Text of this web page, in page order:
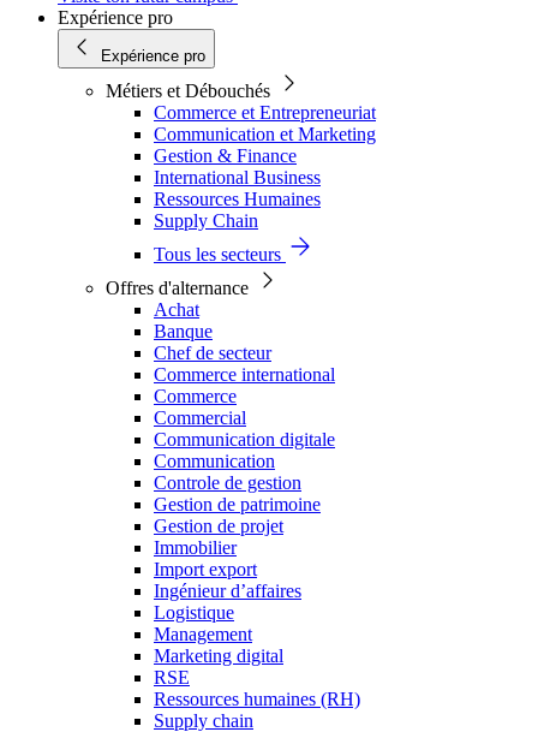
Expérience pro
Expérience pro
Métiers et Débouchés
Commerce et Entrepreneuriat
Communication et Marketing
Gestion & Finance
International Business
Ressources Humaines
Supply Chain
Tous les secteurs
Offres d'alternance
Achat
Banque
Chef de secteur
Commerce international
Commerce
Commercial
Communication digitale
Communication
Controle de gestion
Gestion de patrimoine
Gestion de projet
Immobilier
Import export
Ingénieur d’affaires
Logistique
Management
Marketing digital
RSE
Ressources humaines (RH)
Supply chain